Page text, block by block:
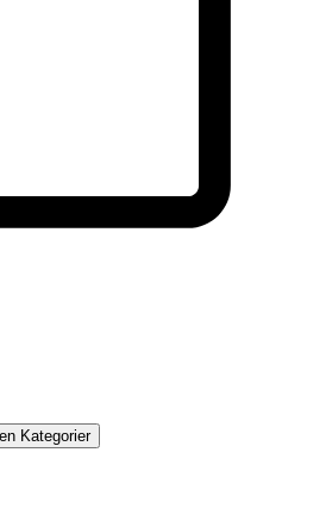
Kategorier